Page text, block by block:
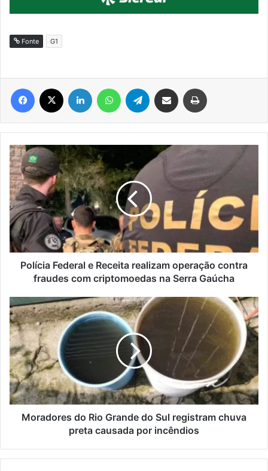
Fonte G1
Facebook Linkedin WhatsAppTelegram Compartilhar via e-mail
Polícia
Federal
e
Receita
realizam
operação
contra
fraudes
com
criptomoedas
Gaúcha
Polícia Federal e Receita realizam operação contra
fraudes com criptomoedas na Serra Gaúcha
Moradores
do
Rio
Grande
do
Sul
registram
chuva
preta
causada
Moradores do Rio Grande do Sul registram chuva
preta causada por incêndios